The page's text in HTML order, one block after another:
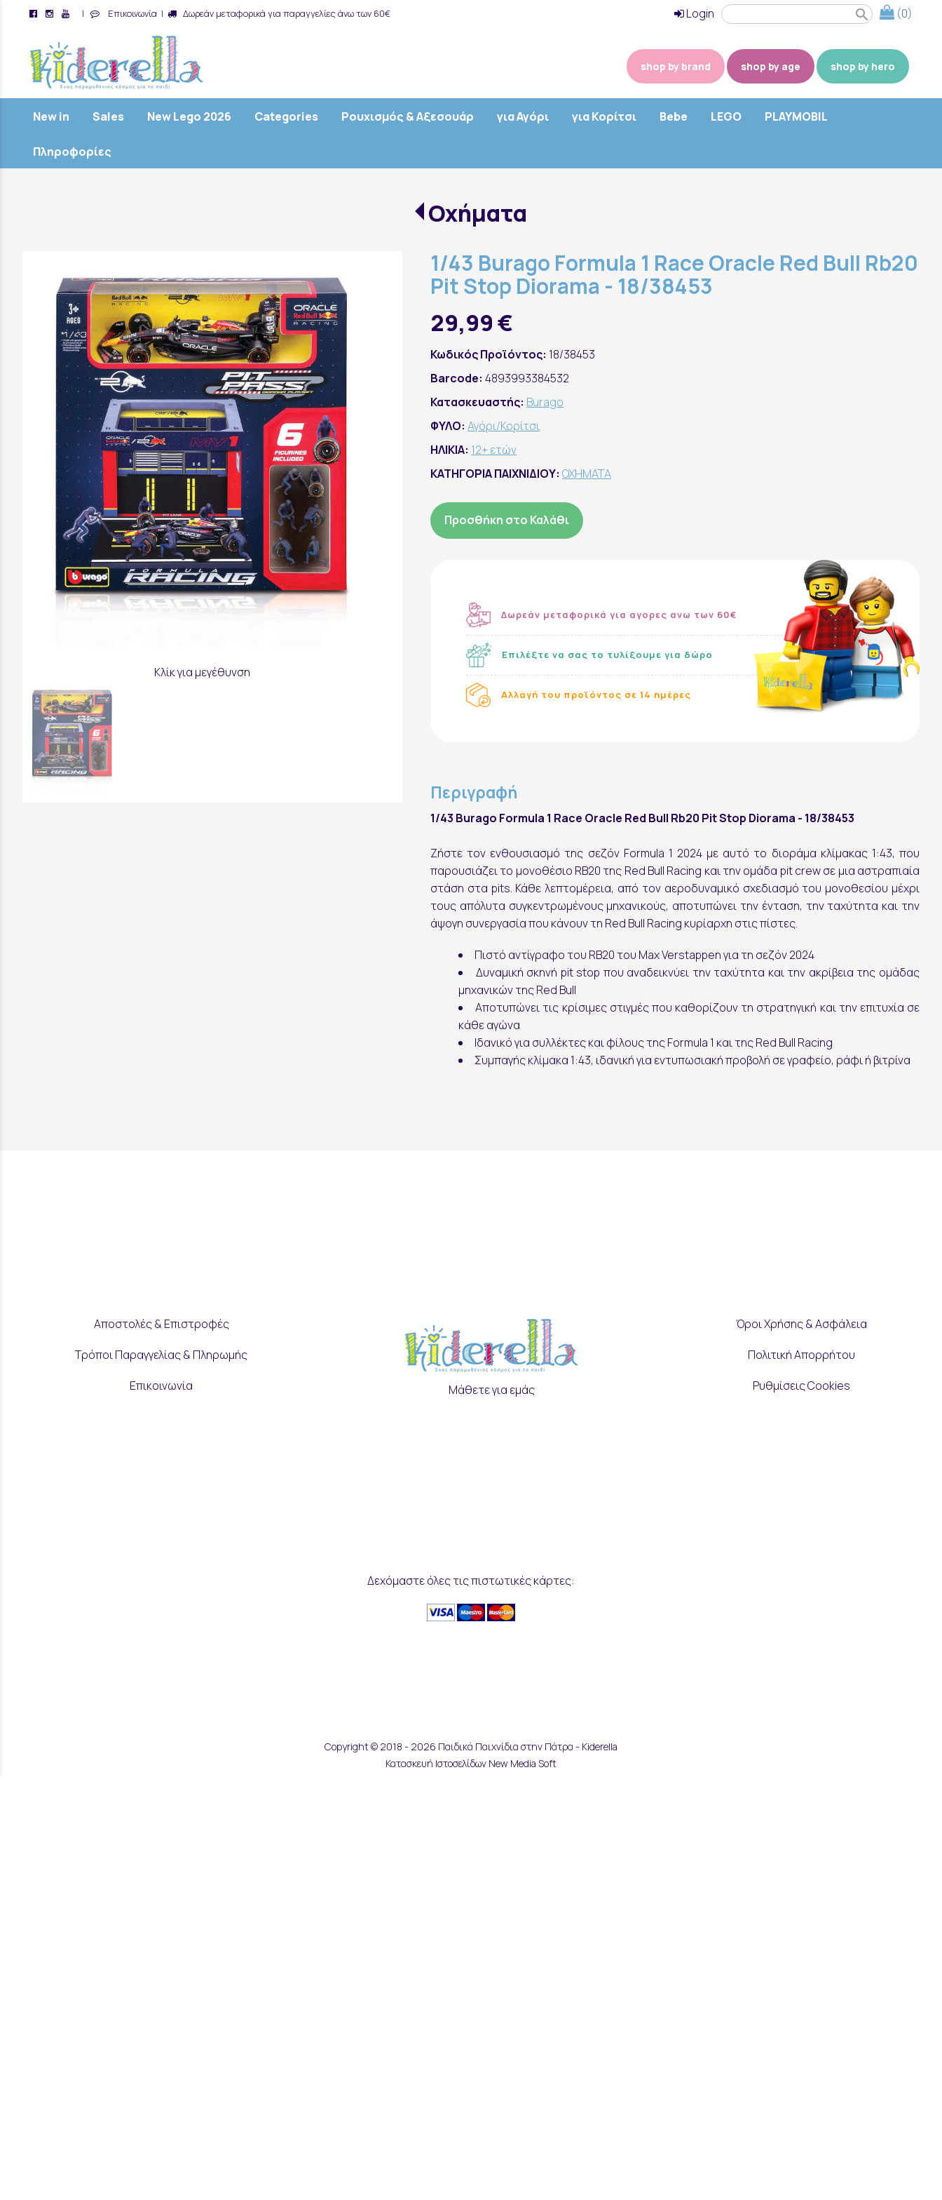
| Επικοινωνία | Δωρεάν μεταφορικά για παραγγελίες άνω των 60€ (0)
search
Login
shop by brand shop by age shop by hero
New in Sales New Lego 2026 Categories Ρουχισμός & Αξεσουάρ για Αγόρι για Κορίτσι Bebe LEGO PLAYMOBIL
Πληροφορίες
Οχήματα
Κλίκ για μεγέθυνση
1/43 Burago Formula 1 Race Oracle Red Bull Rb20
Pit Stop Diorama - 18/38453
29,99 €
Κωδικός Προϊόντος: 18/38453
Barcode: 4893993384532
Κατασκευαστής: Burago
ΦΥΛΟ: Αγόρι/Κορίτσι
ΗΛΙΚΙΑ: 12+ ετών
ΚΑΤΗΓΟΡΙΑ ΠΑΙΧΝΙΔΙΟΥ: ΟΧΗΜΑΤΑ
Προσθήκη στο Καλάθι
Δωρεάν μεταφορικά για αγορες ανω των 60€
Επιλέξτε να σας το τυλίξουμε για δώρο
Αλλαγή του προϊόντος σε 14 ημέρες
Περιγραφή
1/43 Burago Formula 1 Race Oracle Red Bull Rb20 Pit Stop Diorama - 18/38453
Ζήστε τον ενθουσιασμό της σεζόν Formula 1 2024 με αυτό το διοράμα κλίμακας 1:43, που
παρουσιάζει το μονοθέσιο RB20 της Red Bull Racing και την ομάδα pit crew σε μια αστραπιαία
στάση στα pits. Κάθε λεπτομέρεια, από τον αεροδυναμικό σχεδιασμό του μονοθεσίου μέχρι
τους απόλυτα συγκεντρωμένους μηχανικούς, αποτυπώνει την ένταση, την ταχύτητα και την
άψογη συνεργασία που κάνουν τη Red Bull Racing κυρίαρχη στις πίστες.
Πιστό αντίγραφο του RB20 του Max Verstappenγια τη σεζόν 2024
Δυναμική σκηνή pit stop που αναδεικνύει την ταχύτητα και την ακρίβεια της ομάδας
μηχανικών της Red Bull
Αποτυπώνει τις κρίσιμες στιγμές που καθορίζουν τη στρατηγική και την επιτυχία σε
κάθε αγώνα
Ιδανικό για συλλέκτες και φίλους της Formula 1 και της Red Bull Racing
Συμπαγής κλίμακα 1:43, ιδανική για εντυπωσιακή προβολή σε γραφείο, ράφι ή βιτρίνα
Εγγραφή στο Newsletter
εγγραφή
Ακολουθήστε μας:
Αποστολές & Επιστροφές
Τρόποι Παραγγελίας & Πληρωμής
Επικοινωνία Μάθετε για εμάς
Όροι Χρήσης & Ασφάλεια
Πολιτική Απορρήτου
Ρυθμίσεις Cookies
Δεχόμαστε όλες τις πιστωτικές κάρτες:
Copyright © 2018 - 2026 Παιδικά Παιχνίδια στην Πάτρα - Kiderella
Κατασκευή Ιστοσελίδων New Media Soft